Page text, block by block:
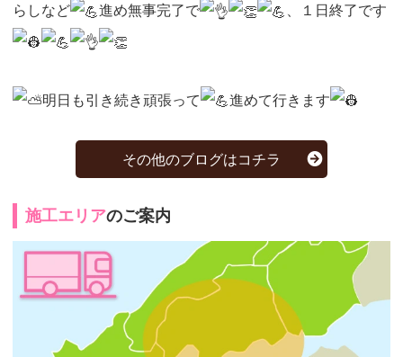
らしなど
進め無事完了で 、１日終了です
明日も引き続き頑張って 進めて行きます
その他のブログはコチラ
施工エリアのご案内